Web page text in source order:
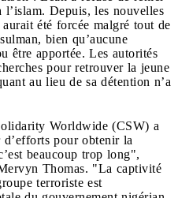
Depuis, les nouvelles
été forcée malgré tout de
bien qu’aucune
être apportée. Les autorités
pour retrouver la jeune
au lieu de sa détention n’a
Worldwide (CSW) a
pour obtenir la
beaucoup trop long",
Thomas. "La captivité
terroriste est